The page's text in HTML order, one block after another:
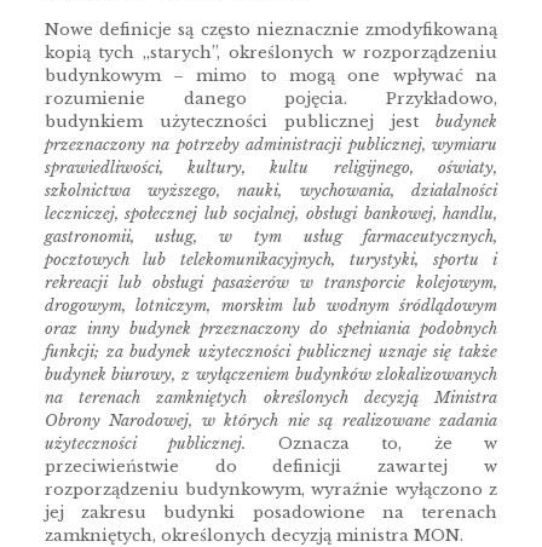
Nowe definicje są często nieznacznie zmodyfikowaną
kopią tych „starych”, określonych w rozporządzeniu
budynkowym – mimo to mogą one wpływać na
rozumienie danego pojęcia. Przykładowo,
budynkiem użyteczności publicznej jestbudynek
przeznaczony na potrzeby administracji publicznej, wymiaru
sprawiedliwości, kultury, kultu religijnego, oświaty,
szkolnictwa wyższego, nauki, wychowania, działalności
leczniczej, społecznej lub socjalnej, obsługi bankowej, handlu,
gastronomii, usług, w tym usług farmaceutycznych,
pocztowych lub telekomunikacyjnych, turystyki, sportu i
rekreacji lub obsługi pasażerów w transporcie kolejowym,
drogowym, lotniczym, morskim lub wodnym śródlądowym
oraz inny budynek przeznaczony do spełniania podobnych
funkcji; za budynek użyteczności publicznej uznaje się także
budynek biurowy, z wyłączeniem budynków zlokalizowanych
na terenach zamkniętych określonych decyzją Ministra
Obrony Narodowej, w których nie są realizowane zadania
użyteczności publicznej. Oznacza to, że w
przeciwieństwie do definicji zawartej w
rozporządzeniu budynkowym, wyraźnie wyłączono z
jej zakresu budynki posadowione na terenach
zamkniętych, określonych decyzją ministra MON.